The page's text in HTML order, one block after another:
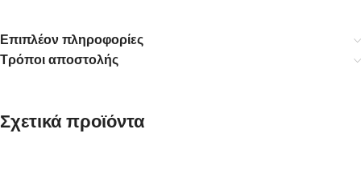
Επιπλέον πληροφορίες
Τρόποι αποστολής
Σχετικά προϊόντα